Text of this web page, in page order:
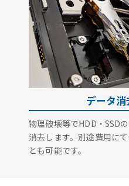
データ
物理破壊等でHDD・SSD
消去します。別途費用に
とも可能です。